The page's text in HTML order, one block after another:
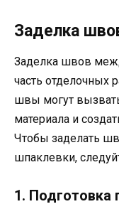
Заделка
Заделка швов
часть отделочных
швы могут
материала и
Чтобы заделать
шпаклевки,
1. Подготовка